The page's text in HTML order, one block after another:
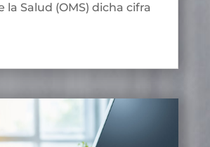
la Salud (OMS) dicha cifra